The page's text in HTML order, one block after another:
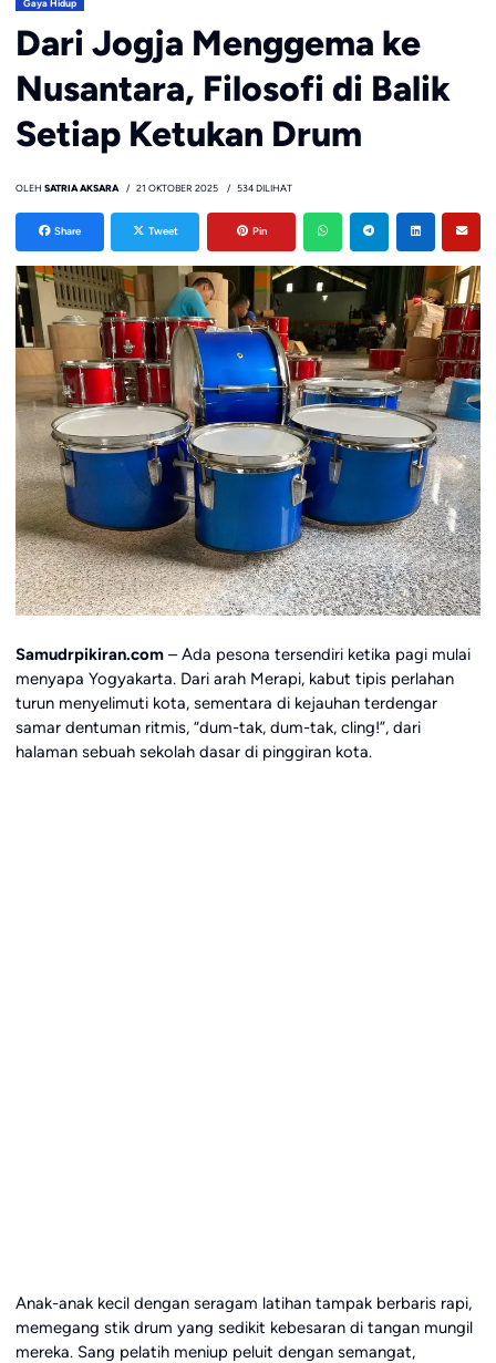
Gaya Hidup
Dari Jogja Menggema ke
Nusantara, Filosofi di Balik
Setiap Ketukan Drum
OLEH SATRIA AKSARA 21 OKTOBER 2025 534 DILIHAT
Share Tweet Pin
Samudrpikiran.com– Ada pesona tersendiri ketika pagi mulai
menyapa Yogyakarta. Dari arah Merapi, kabut tipis perlahan
turun menyelimuti kota, sementara di kejauhan terdengar
samar dentuman ritmis, “dum-tak, dum-tak, cling!”, dari
halaman sebuah sekolah dasar di pinggiran kota.
Anak-anak kecil dengan seragam latihan tampak berbaris rapi,
memegang stik drum yang sedikit kebesaran di tangan mungil
mereka. Sang pelatih meniup peluit dengan semangat,